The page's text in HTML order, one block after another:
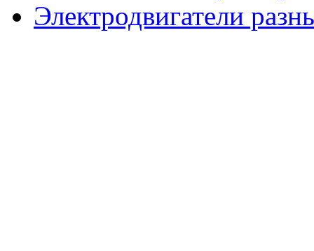
Электродвигатели